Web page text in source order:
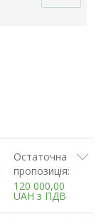
Остаточна
пропозиція:
120 000,00
UAH з ПДВ